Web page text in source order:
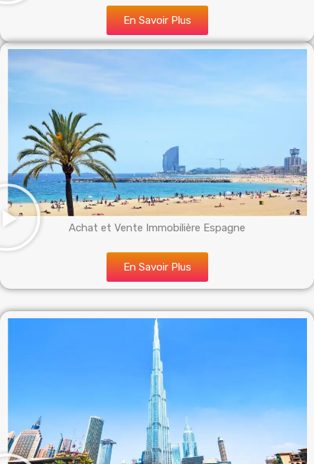
En Savoir Plus
Achat et Vente Immobilière Espagne
En Savoir Plus